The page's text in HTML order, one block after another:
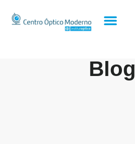
Blog